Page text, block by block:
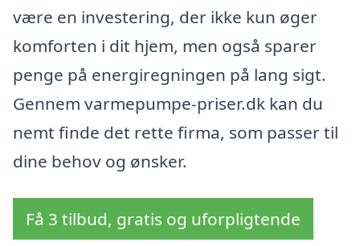
være en investering, der ikke kun øger
komforten i dit hjem, men også sparer
penge på energiregningen på lang sigt.
Gennem varmepumpe-priser.dk kan du
nemt finde det rette firma, som passer til
dine behov og ønsker.
Få 3 tilbud, gratis og uforpligtende